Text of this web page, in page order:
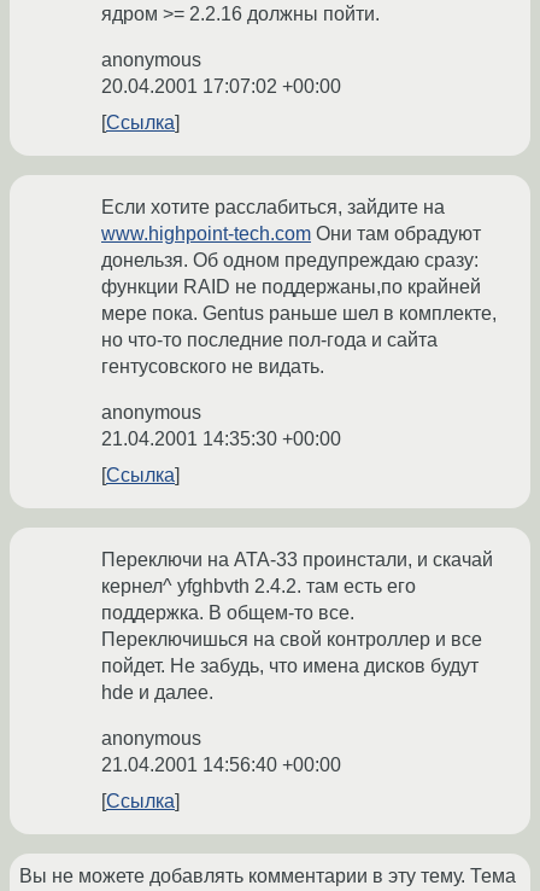
ядром >= 2.2.16 должны пойти.
anonymous
20.04.2001 17:07:02 +00:00
Ссылка
Если хотите расслабиться, зайдите на
www.highpoint-tech.com Они там обрадуют
донельзя. Об одном предупреждаю сразу:
функции RAID не поддержаны,по крайней
мере пока. Gentus раньше шел в комплекте,
но что-то последние пол-года и сайта
гентусовского не видать.
anonymous
21.04.2001 14:35:30 +00:00
Ссылка
Переключи на ATA-33 проинстали, и скачай
кернел^ yfghbvth 2.4.2. там есть его
поддержка. В общем-то все.
Переключишься на свой контроллер и все
пойдет. Не забудь, что имена дисков будут
hde и далее.
anonymous
21.04.2001 14:56:40 +00:00
Ссылка
Вы не можете добавлять комментарии в эту тему. Тема